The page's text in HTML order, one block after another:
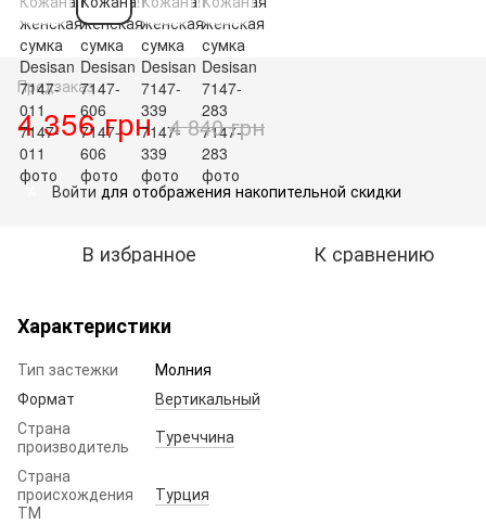
Предзаказ
4 356 грн 4 840 грн
% Войти для отображения накопительной скидки
В избранное К сравнению
Характеристики
Тип застежки
Молния
Формат
Вертикальный
Страна
производитель
Туреччина
Страна
происхождения
ТМ
Турция